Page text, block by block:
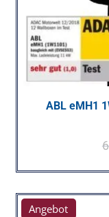
ABL eMH1
Angebot